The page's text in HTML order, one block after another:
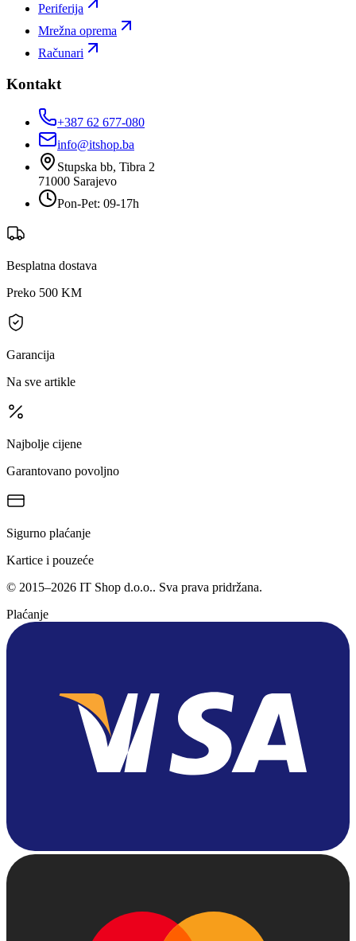
Periferija
Mrežna oprema
Računari
Kontakt
+387 62 677-080
info@itshop.ba
Stupska bb, Tibra 2
71000 Sarajevo
Pon-Pet: 09-17h
Besplatna dostava
Preko 500 KM
Garancija
Na sve artikle
Najbolje cijene
Garantovano povoljno
Sigurno plaćanje
Kartice i pouzeće
© 2015–2026 IT Shop d.o.o.. Sva prava pridržana.
Plaćanje